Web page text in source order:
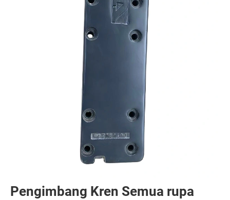
Pengimbang Kren Semua rupa